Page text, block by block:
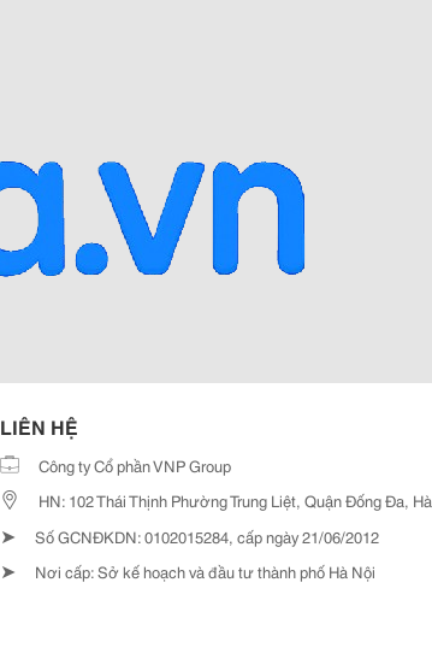
LIÊN HỆ
Công ty Cổ phần VNP Group
HN: 102 Thái Thịnh Phường Trung Liệt, Quận Đống Đa,
➤ Số GCNĐKDN: 0102015284, cấp ngày 21/06/2012
➤ Nơi cấp: Sở kế hoạch và đầu tư thành phố Hà Nội